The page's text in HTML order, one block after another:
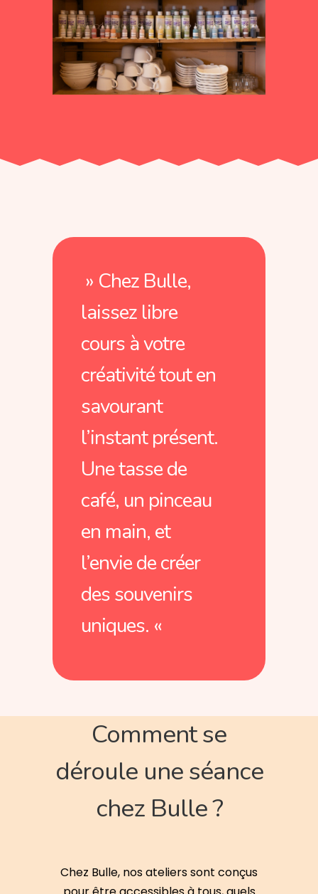
» Chez Bulle,
laissez libre
cours à votre
créativité tout en
savourant
l’instant présent.
Une tasse de
café, un pinceau
en main, et
l’envie de créer
des souvenirs
uniques. «
Comment se
déroule une séance
chez Bulle ?
Chez Bulle, nos ateliers sont conçus